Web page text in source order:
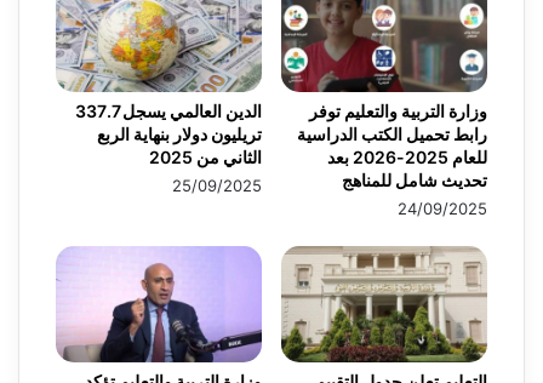
الدين العالمي يسجل 337.7
تريليون دولار بنهاية الربع
الثاني من 2025
25/09/2025
وزارة التربية والتعليم توفر
رابط تحميل الكتب الدراسية
للعام 2025-2026 بعد
تحديث شامل للمناهج
24/09/2025